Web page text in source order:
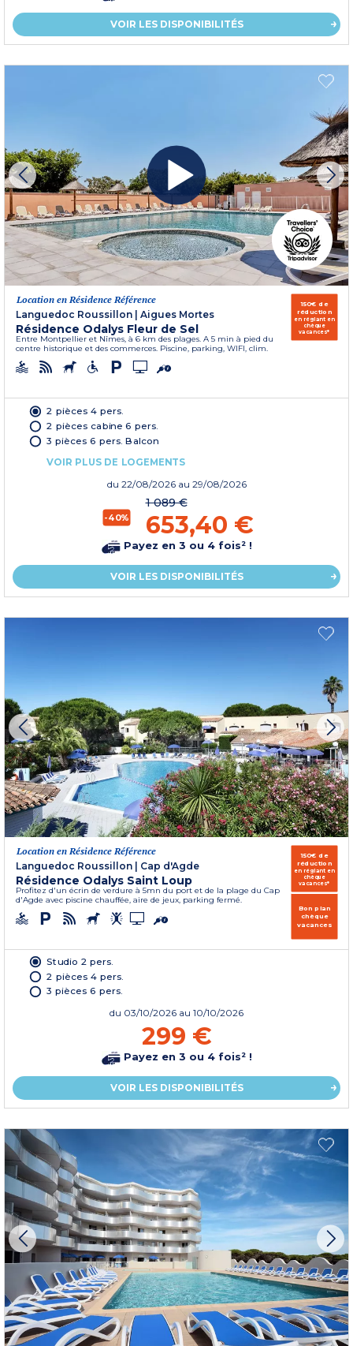
VOIR LES DISPONIBILITÉS
Location en Résidence Référence
Languedoc Roussillon | Aigues Mortes
Résidence Odalys Fleur de Sel
Entre Montpellier et Nîmes, à 6 km des plages. A 5 min à pied du
centre historique et des commerces. Piscine, parking, WIFI, clim.
150€ de
réduction
en réglant en
chèque
vacances*
2 pièces 4 pers.
2 pièces cabine 6 pers.
3 pièces 6 pers. Balcon
VOIR PLUS DE LOGEMENTS
du 22/08/2026 au 29/08/2026
-40%
1 089 €
653,40 €
Payez en 3 ou 4 fois² !
VOIR LES DISPONIBILITÉS
Location en Résidence Référence
Languedoc Roussillon | Cap d'Agde
Résidence Odalys Saint Loup
Profitez d'un écrin de verdure à 5mn du port et de la plage du Cap
d'Agde avec piscine chauffée, aire de jeux, parking fermé.
150€ de
réduction
en réglant en
chèque
vacances*
Bon plan
chèque
vacances
Studio 2 pers.
2 pièces 4 pers.
3 pièces 6 pers.
du 03/10/2026 au 10/10/2026
299 €
Payez en 3 ou 4 fois² !
VOIR LES DISPONIBILITÉS